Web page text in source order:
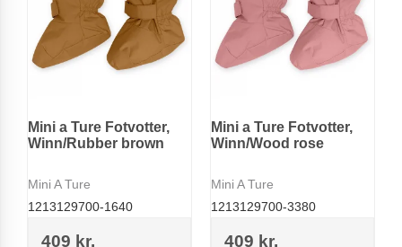
Mini a Ture Fotvotter,
Winn/Rubber brown
Mini A Ture
1213129700-1640
409 kr.
Mini a Ture Fotvotter,
Winn/Wood rose
Mini A Ture
1213129700-3380
409 kr.